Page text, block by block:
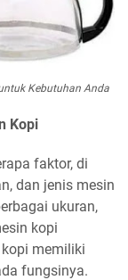
Kebutuhan Anda
Kopi
faktor, di
dan jenis mesin
ukuran,
kopi
memiliki
fungsinya.